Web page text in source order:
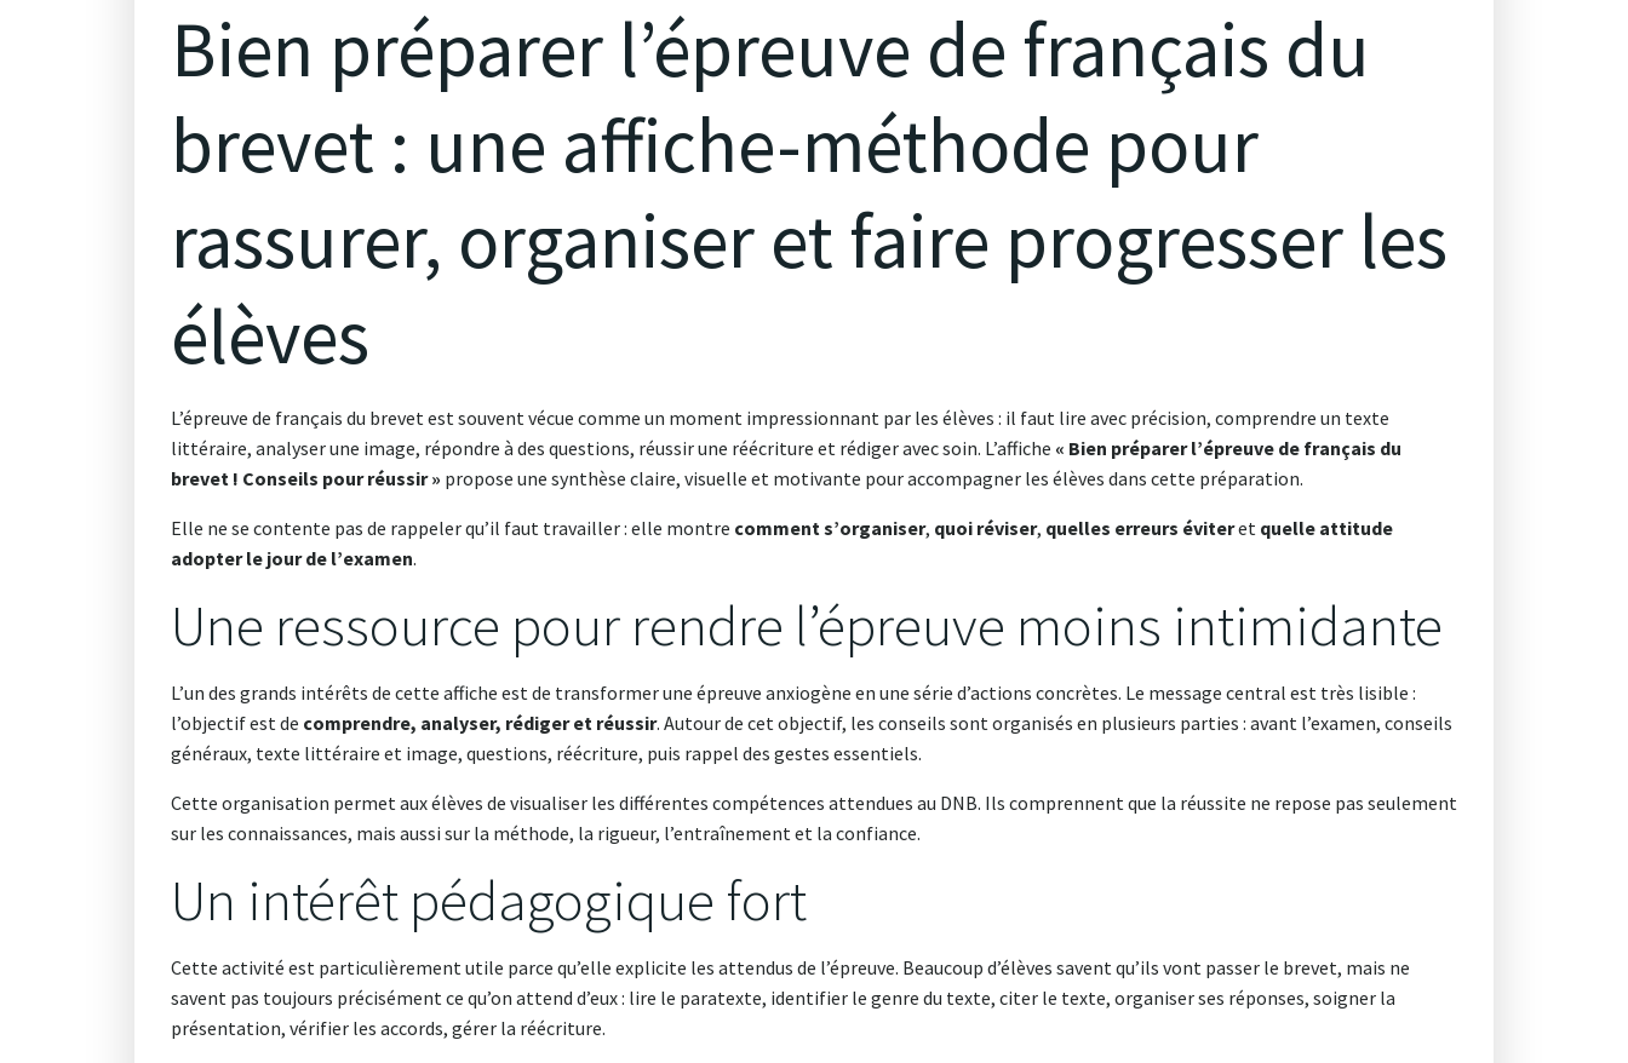
Bien préparer l’épreuve de français du
brevet : une affiche-méthode pour
rassurer, organiser et faire progresser les
élèves
L’épreuve de français du brevet est souvent vécue comme un moment impressionnant par les élèves : il faut lire avec précision, comprendre un texte
littéraire, analyser une image, répondre à des questions, réussir une réécriture et rédiger avec soin. L’affiche « Bien préparer l’épreuve de français du
brevet ! Conseils pour réussir » propose une synthèse claire, visuelle et motivante pour accompagner les élèves dans cette préparation.
Elle ne se contente pas de rappeler qu’il faut travailler : elle montre comment s’organiser, quoi réviser, quelles erreurs éviteret quelle attitude
adopter le jour de l’examen.
Une ressource pour rendre l’épreuve moins intimidante
L’un des grands intérêts de cette affiche est de transformer une épreuve anxiogène en une série d’actions concrètes. Le message central est très lisible :
l’objectif est de comprendre, analyser, rédiger et réussir. Autour de cet objectif, les conseils sont organisés en plusieurs parties : avant l’examen, conseils
généraux, texte littéraire et image, questions, réécriture, puis rappel des gestes essentiels.
Cette organisation permet aux élèves de visualiser les différentes compétences attendues au DNB. Ils comprennent que la réussite ne repose pas seulement
sur les connaissances, mais aussi sur la méthode, la rigueur, l’entraînement et la confiance.
Un intérêt pédagogique fort
Cette activité est particulièrement utile parce qu’elle explicite les attendus de l’épreuve. Beaucoup d’élèves savent qu’ils vont passer le brevet, mais ne
savent pas toujours précisément ce qu’on attend d’eux : lire le paratexte, identifier le genre du texte, citer le texte, organiser ses réponses, soigner la
présentation, vérifier les accords, gérer la réécriture.